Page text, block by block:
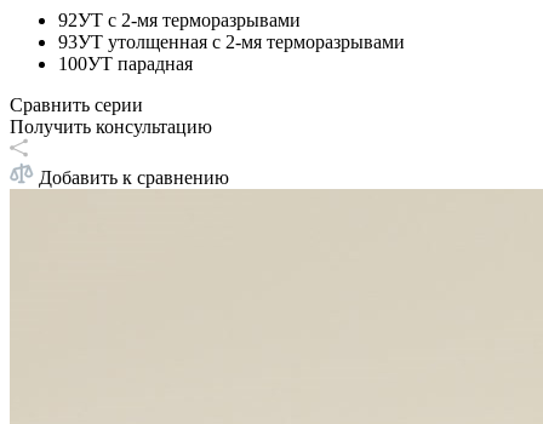
92УТ с 2-мя терморазрывами
93УТ утолщенная с 2-мя терморазрывами
100УТ парадная
Сравнить серии
Получить консультацию
Добавить к сравнению